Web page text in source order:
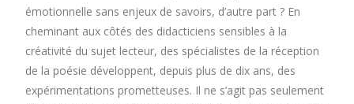
émotionnelle sans enjeux de savoirs, d’autre part ? En
cheminant aux côtés des didacticiens sensibles à la
créativité du sujet lecteur, des spécialistes de la réception
de la poésie développent, depuis plus de dix ans, des
expérimentations prometteuses. Il ne s’agit pas seulement